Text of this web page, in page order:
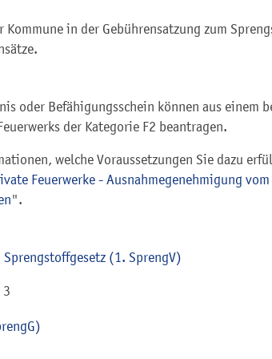
Kommune in der Gebührensatzung zum
oder Befähigungsschein können aus einem
der Kategorie F2 beantragen.
welche Voraussetzungen Sie dazu
Feuerwerke - Ausnahmegenehmigung
".
Sprengstoffgesetz (1. SprengV)
3